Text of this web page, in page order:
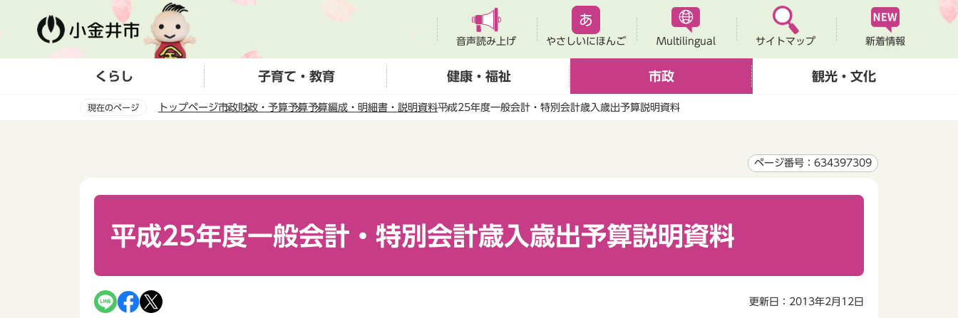
ー
音声読み上げ やさしいにほんご Multilingual サイトマップ 新着情報
くらし 子育て・教育 健康・福祉 市政 観光・文化
現在のページ トップページ市政財政・予算予算予算編成・明細書・説明資料平成25年度一般会計・特別会計歳入歳出予算説明資料
ページ番号：634397309
平成25年度一般会計・特別会計歳入歳出予算説明資料
更新日：2013年2月12日